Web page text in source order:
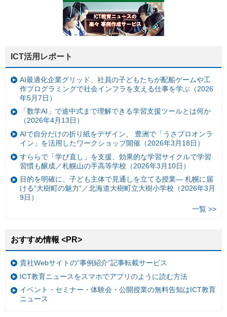
ICT活用レポート
AI最適化企業グリッド、社員の子どもたちが配船ゲームや工
作プログラミングで社会インフラを支える仕事を学ぶ（2026
年5月7日）
「数学AI」で途中式まで理解できる学習支援ツールとは何か
（2026年4月13日）
AIで自分だけの折り紙をデザイン、 豊洲で「うさプロオンラ
イン」を活用したワークショップ開催（2026年3月18日）
すららで「学び直し」を支援、効果的な学習サイクルで学習
習慣も醸成／札幌山の手高等学校（2026年3月10日）
目的を明確に、子ども主体で見通しを立てる授業— 札幌に届
ける“大樹町の魅力”／北海道大樹町立大樹小学校（2026年3月
9日）
一覧 >>
おすすめ情報 <PR>
貴社Webサイトの“事例紹介”記事転載サービス
ICT教育ニュースをスマホでアプリのように読む方法
イベント・セミナー・体験会・公開授業の無料告知はICT教育
ニュース